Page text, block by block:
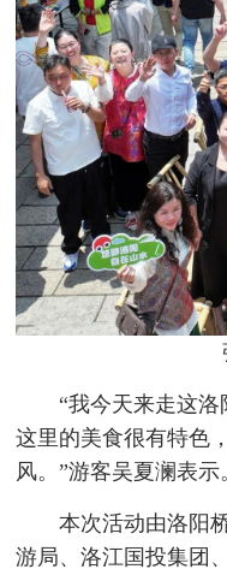
“我今天来走这洛
这里的美食很有特色
风。”游客吴夏澜表示
本次活动由洛阳
游局、洛江国投集团